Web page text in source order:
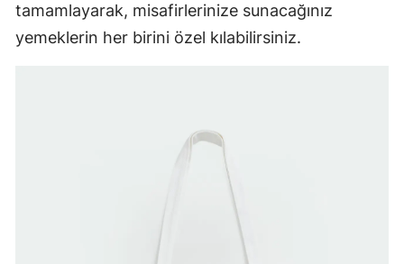
tamamlayarak, misafirlerinize sunacağınız
yemeklerin her birini özel kılabilirsiniz.